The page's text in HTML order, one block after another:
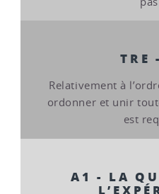
TRE
Relativement à
ordonner et unir
est
A1 - LA